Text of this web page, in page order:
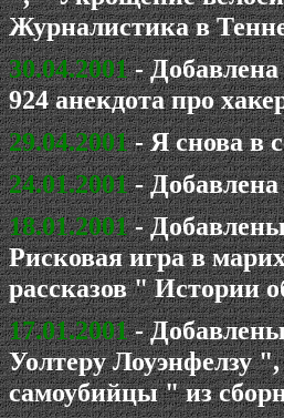
Журналистика в
30.04.2001-
924 анекдота про
29.04.2001- Я снова в
24.01.2001-
18.01.2001-
Рисковая игра в
рассказов " Истории
17.01.2001-
Уолтеру Лоуэнфелзу
самоубийцы " из